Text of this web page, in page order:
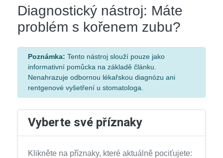
Diagnostický nástroj: Máte
problém s kořenem zubu?
Poznámka: Tento nástroj slouží pouze jako
informativní pomůcka na základě článku.
Nenahrazuje odbornou lékařskou diagnózu ani
rentgenové vyšetření u stomatologa.
Vyberte své příznaky
Klikněte na příznaky, které aktuálně pociťujete: